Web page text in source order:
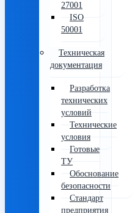
27001
ISO
50001
Техническая
документация
Разработка
технических
условий
Технические
условия
Готовые
ТУ
Обоснование
безопасности
Стандарт
предприятия